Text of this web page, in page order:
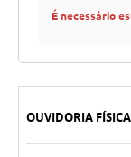
É necessário
OUVIDORIA